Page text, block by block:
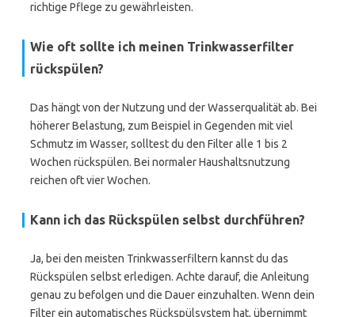
richtige Pflege zu gewährleisten.
Wie oft sollte ich meinen Trinkwasserfilter
rückspülen?
Das hängt von der Nutzung und der Wasserqualität ab. Bei
höherer Belastung, zum Beispiel in Gegenden mit viel
Schmutz im Wasser, solltest du den Filter alle 1 bis 2
Wochen rückspülen. Bei normaler Haushaltsnutzung
reichen oft vier Wochen.
Kann ich das Rückspülen selbst durchführen?
Ja, bei den meisten Trinkwasserfiltern kannst du das
Rückspülen selbst erledigen. Achte darauf, die Anleitung
genau zu befolgen und die Dauer einzuhalten. Wenn dein
Filter ein automatisches Rückspülsystem hat, übernimmt